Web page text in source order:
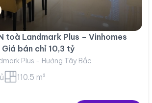
toà Landmark Plus – Vinhomes
bán chỉ 10,3 tỷ
Plus - Hướng Tây Bắc
110.5 m²